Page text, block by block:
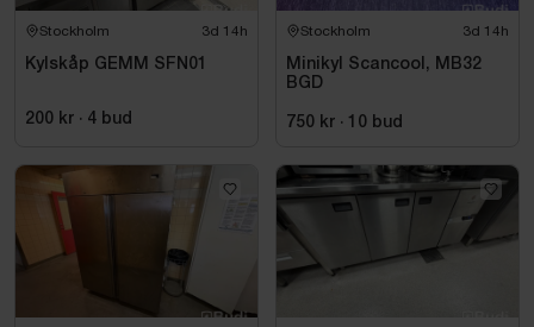
Stockholm 3d 14h
Kylskåp GEMM SFN01
200 kr · 4 bud
Stockholm 3d 14h
Minikyl Scancool, MB32
BGD
750 kr · 10 bud